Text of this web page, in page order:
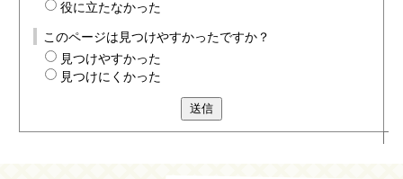
役に立たなかった
このページは見つけやすかったですか？
見つけやすかった
見つけにくかった
送信